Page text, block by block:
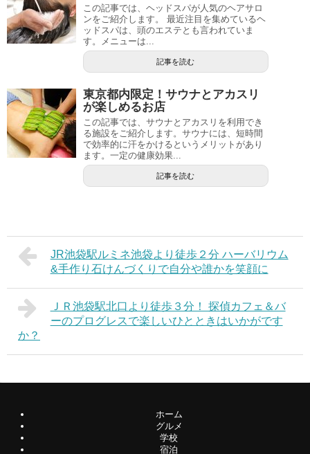
この記事では、ヘッドスパが人気のヘアサロ
ンをご紹介します。 最近注目を集めているヘ
ッドスパは、頭のエステとも言われていま
す。メニューは...
記事を読む
東京都内限定！サウナとアカスリ
が楽しめるお店
この記事では、サウナとアカスリを利用でき
る施設をご紹介します。サウナには、短時間
で効率的に汗をかけるというメリットがあり
ます。一定の健康効果...
記事を読む
JR池袋駅ルミネ池袋より徒歩２分 ハーバリウム
&手作り石けんづくりで自分や誰かを笑顔に
ＪＲ池袋駅北口より徒歩３分！ 探偵カフェ＆バ
ーのプログレスで楽しいひとときはいかがです
か？
ホーム
グルメ
学校
宿泊